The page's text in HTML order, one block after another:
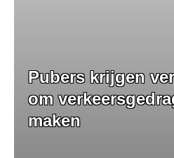
Pubers krijgen
om
maken